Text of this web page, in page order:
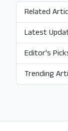
Related
Latest
Editor's
Trending